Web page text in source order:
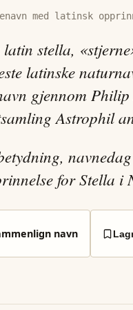
med latinsk
latin stella,
latinske
gjennom Philip
Astrophil
for Stella i
navn